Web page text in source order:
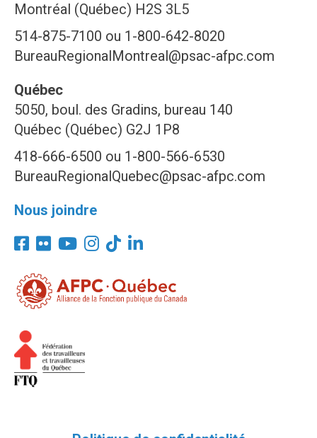
Montréal (Québec) H2S 3L5
514-875-7100 ou 1-800-642-8020
BureauRegionalMontreal@psac-afpc.com
Québec
5050, boul. des Gradins, bureau 140
Québec (Québec) G2J 1P8
418-666-6500 ou 1-800-566-6530
BureauRegionalQuebec@psac-afpc.com
Nous joindre